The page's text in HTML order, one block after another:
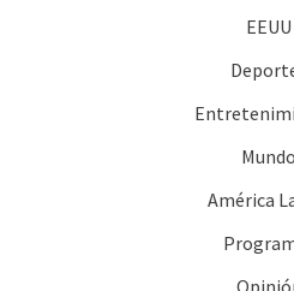
EEUU
Mundo
América